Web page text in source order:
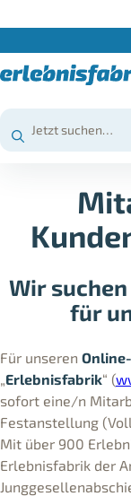
Wir
für
Für unseren
Erlebnisfabrik“ (
sofort eine/n
Festanstellung
Mit über 900
Erlebnisfabrik der